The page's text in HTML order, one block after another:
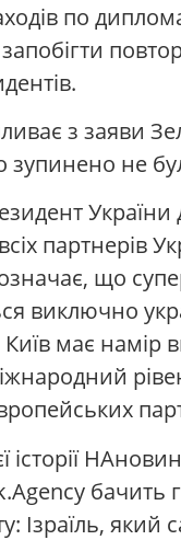
по
з заяви
зупинено не
партнерів
що
виключно
Київ має намір
історії
бачить
Ізраїль, який